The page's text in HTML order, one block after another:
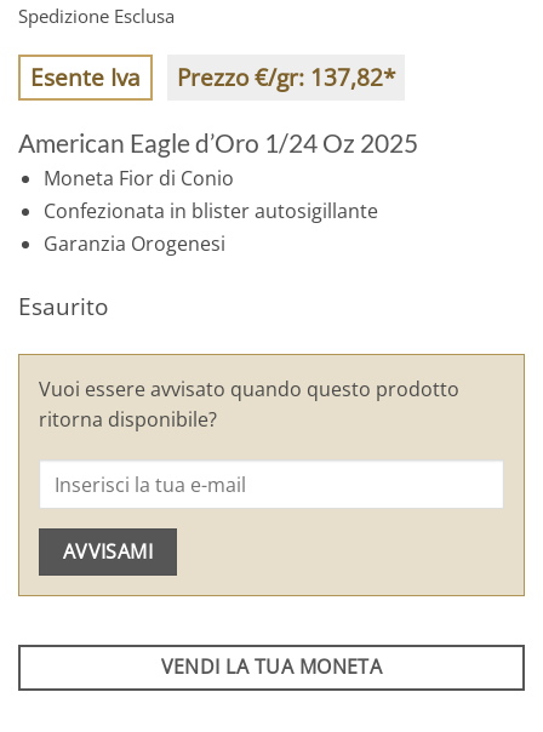
Spedizione Esclusa
Esente Iva Prezzo €/gr: 137,82*
American Eagle d’Oro 1/24 Oz 2025
Moneta Fior di Conio
Confezionata in blister autosigillante
Garanzia Orogenesi
Esaurito
Vuoi essere avvisato quando questo prodotto
ritorna disponibile?
AVVISAMI
VENDI LA TUA MONETA